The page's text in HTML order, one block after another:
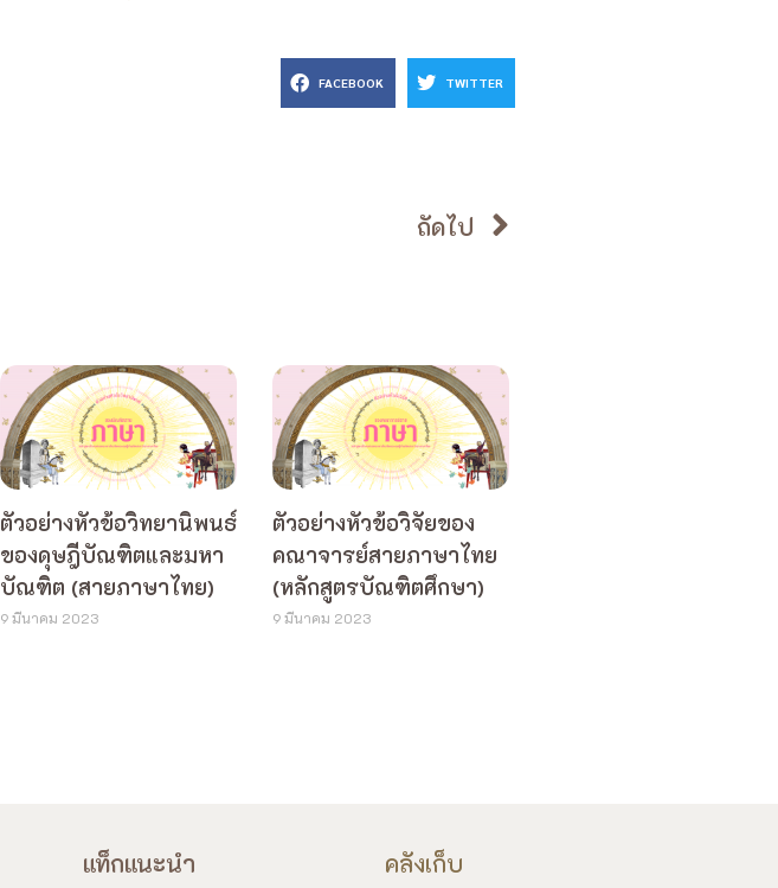
FACEBOOK TWITTER
ถัดไป
ตัวอย่างหัวข้อวิทยานิพนธ์
ของดุษฎีบัณฑิตและมหา
บัณฑิต (สายภาษาไทย)
9 มีนาคม 2023
ตัวอย่างหัวข้อวิจัยของ
คณาจารย์สายภาษาไทย
(หลักสูตรบัณฑิตศึกษา)
9 มีนาคม 2023
แท็กแนะนำ คลังเก็บ